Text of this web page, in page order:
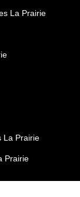
La Prairie
La Prairie
Prairie